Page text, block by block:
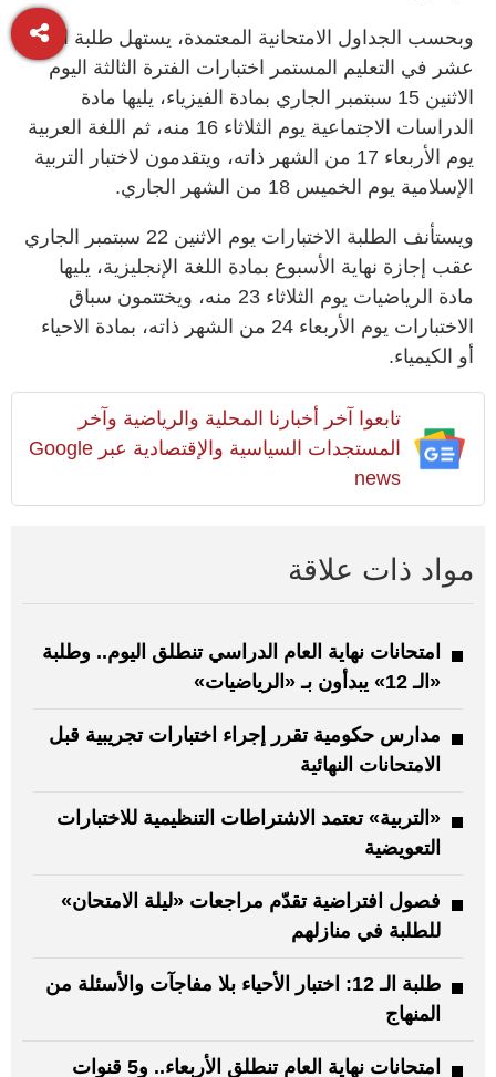
وبحسب الجداول الامتحانية المعتمدة، يستهل طلبة الثاني
عشر في التعليم المستمر اختبارات الفترة الثالثة اليوم
الاثنين 15 سبتمبر الجاري بمادة الفيزياء، يليها مادة
الدراسات الاجتماعية يوم الثلاثاء 16 منه، ثم اللغة العربية
يوم الأربعاء 17 من الشهر ذاته، ويتقدمون لاختبار التربية
الإسلامية يوم الخميس 18 من الشهر الجاري.
ويستأنف الطلبة الاختبارات يوم الاثنين 22 سبتمبر الجاري
عقب إجازة نهاية الأسبوع بمادة اللغة الإنجليزية، يليها
مادة الرياضيات يوم الثلاثاء 23 منه، ويختتمون سباق
الاختبارات يوم الأربعاء 24 من الشهر ذاته، بمادة الاحياء
أو الكيمياء.
تابعوا آخر أخبارنا المحلية والرياضية وآخر
المستجدات السياسية والإقتصادية عبر Google
news
مواد ذات علاقة
امتحانات نهاية العام الدراسي تنطلق اليوم.. وطلبة
«الـ 12» يبدأون بـ «الرياضيات»
مدارس حكومية تقرر إجراء اختبارات تجريبية قبل
الامتحانات النهائية
«التربية» تعتمد الاشتراطات التنظيمية للاختبارات
التعويضية
فصول افتراضية تقدّم مراجعات «ليلة الامتحان»
للطلبة في منازلهم
طلبة الـ 12: اختبار الأحياء بلا مفاجآت والأسئلة من
المنهاج
امتحانات نهاية العام تنطلق الأربعاء.. و5 قنوات